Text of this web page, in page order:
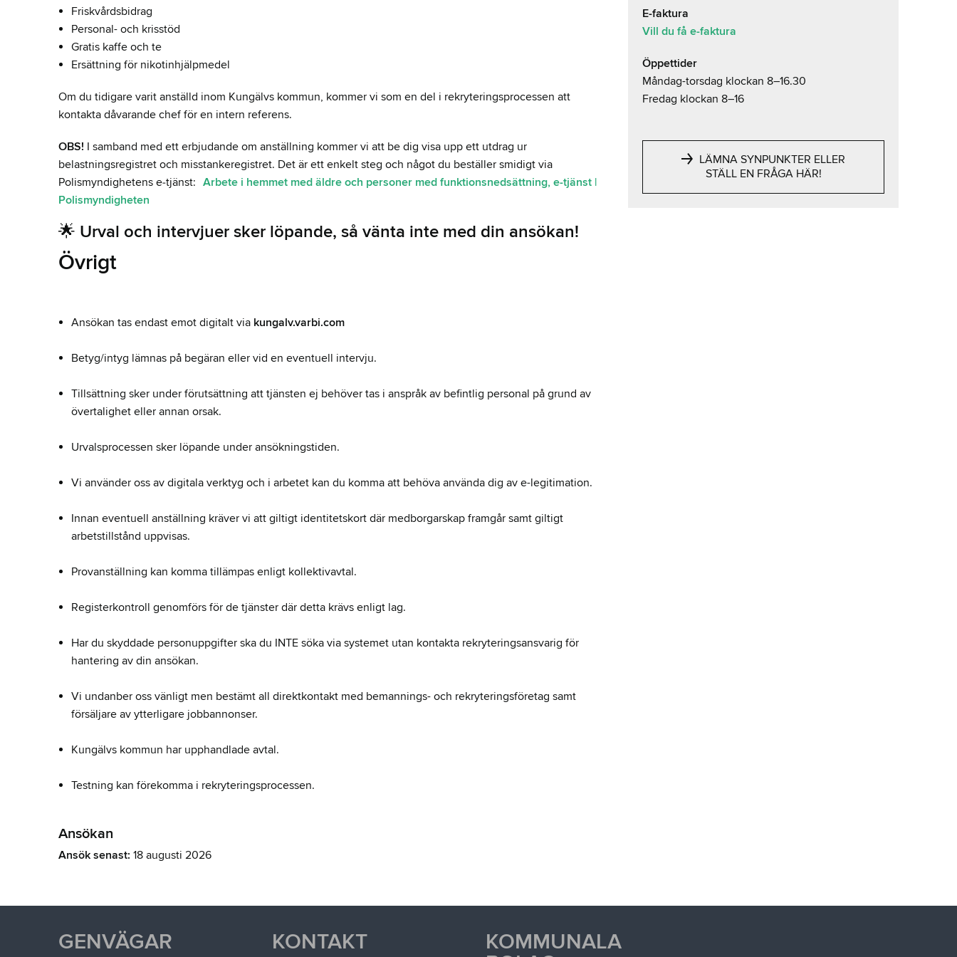
Friskvårdsbidrag
Personal- och krisstöd
Gratis kaffe och te
Ersättning för nikotinhjälpmedel
Om du tidigare varit anställd inom Kungälvs kommun, kommer vi som en del i rekryteringsprocessen att
kontakta dåvarande chef för en intern referens.
OBS! I samband med ett erbjudande om anställning kommer vi att be dig visa upp ett utdrag ur
belastningsregistret och misstankeregistret. Det är ett enkelt steg och något du beställer smidigt via
Polismyndighetens e‑tjänst: Arbete i hemmet med äldre och personer med funktionsnedsättning, e-tjänst |
Polismyndigheten
🌟 Urval och intervjuer sker löpande, så vänta inte med din ansökan!
Övrigt
Ansökan tas endast emot digitalt via kungalv.varbi.com
Betyg/intyg lämnas på begäran eller vid en eventuell intervju.
Tillsättning sker under förutsättning att tjänsten ej behöver tas i anspråk av befintlig personal på grund av
övertalighet eller annan orsak.
Urvalsprocessen sker löpande under ansökningstiden.
Vi använder oss av digitala verktyg och i arbetet kan du komma att behöva använda dig av e-legitimation.
Innan eventuell anställning kräver vi att giltigt identitetskort där medborgarskap framgår samt giltigt
arbetstillstånd uppvisas.
Provanställning kan komma tillämpas enligt kollektivavtal.
Registerkontroll genomförs för de tjänster där detta krävs enligt lag.
Har du skyddade personuppgifter ska du INTE söka via systemet utan kontakta rekryteringsansvarig för
hantering av din ansökan.
Vi undanber oss vänligt men bestämt all direktkontakt med bemannings- och rekryteringsföretag samt
försäljare av ytterligare jobbannonser.
Kungälvs kommun har upphandlade avtal.
Testning kan förekomma i rekryteringsprocessen.
Ansökan
Ansök senast: 18 augusti 2026
E-faktura
Vill du få e-faktura
Öppettider
Måndag-torsdag klockan 8–16.30
Fredag klockan 8–16
LÄMNA SYNPUNKTER ELLER
STÄLL EN FRÅGA HÄR!
GENVÄGAR KONTAKT
KOMMUNALA